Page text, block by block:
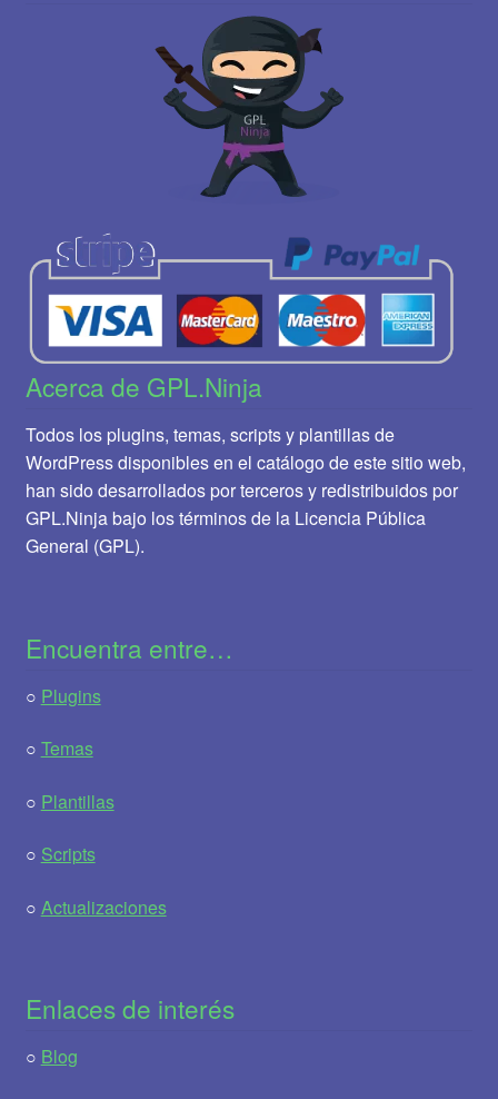
Acerca de GPL.Ninja
Todos los plugins, temas, scripts y plantillas de
WordPress disponibles en el catálogo de este sitio web,
han sido desarrollados por terceros y redistribuidos por
GPL.Ninja bajo los términos de la Licencia Pública
General (GPL).
Encuentra entre…
○ Plugins
○ Temas
○ Plantillas
○ Scripts
○ Actualizaciones
Enlaces de interés
○ Blog